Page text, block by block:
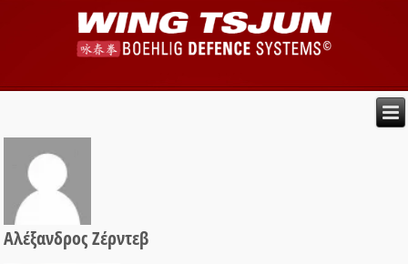
Αλέξανδρος Ζέρντεβ